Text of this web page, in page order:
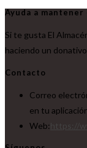
Ayuda a mantener
Si te gusta El
haciendo un
Contacto
Correo
en tu
Web: